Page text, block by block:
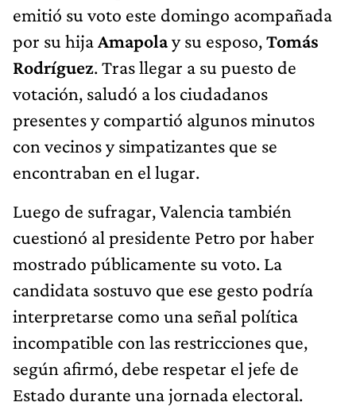
emitió su voto este domingo acompañada
por su hijaAmapolay su esposo,Tomás
Rodríguez. Tras llegar a su puesto de
votación, saludó a los ciudadanos
presentes y compartió algunos minutos
con vecinos y simpatizantes que se
encontraban en el lugar.
Luego de sufragar, Valencia también
cuestionó al presidente Petro por haber
mostrado públicamente su voto. La
candidata sostuvo que ese gesto podría
interpretarse como una señal política
incompatible con las restricciones que,
según afirmó, debe respetar el jefe de
Estado durante una jornada electoral.